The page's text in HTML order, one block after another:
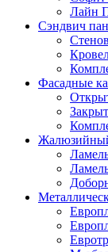
Лайн
Сэндвич
Фасадные